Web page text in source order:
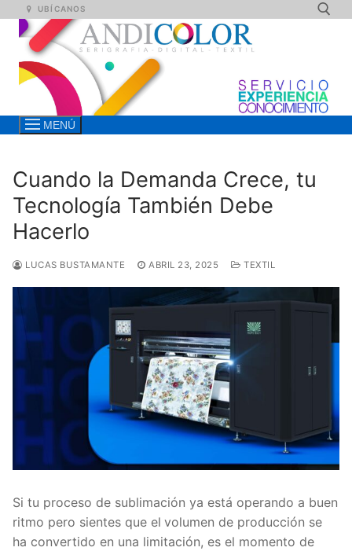
contenido
UBÍCANOS
MENÚ
Cuando la Demanda Crece, tu
Tecnología También Debe
Hacerlo
LUCAS BUSTAMANTE ABRIL 23, 2025 TEXTIL
Si tu proceso de sublimación ya está operando a buen
ritmo pero sientes que el volumen de producción se
ha convertido en una limitación, es el momento de